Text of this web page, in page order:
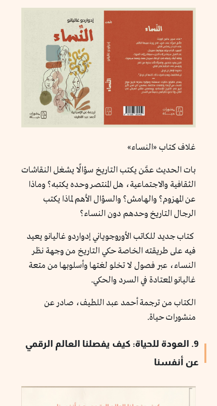
غلاف كتاب «النساء»
بات الحديث عمَّن يكتب التاريخ سؤالًا يشغل النقاشات
الثقافية والاجتماعية، هل المنتصر وحده يكتبه؟ وماذا
عن المهزوم؟ والهامش؟ والسؤال الأهم لماذا يكتب
الرجال التاريخ وحدهم دون النساء؟
كتاب جديد للكاتب الأوروجوياني إدواردو غاليانو يعيد
فيه على طريقته الخاصة حكي التاريخ من وجهة نظر
النساء، عبر فصول لا تخلو لغتها وأسلوبها من متعة
غاليانو المعتادة في السرد والحكي.
الكتاب من ترجمة أحمد عبد اللطيف، صادر عن
منشورات حياة.
9. العودة للحياة: كيف يفصلنا العالم الرقمي
عن أنفسنا